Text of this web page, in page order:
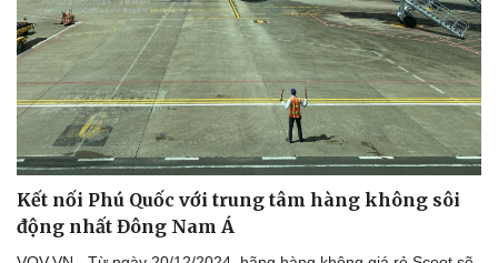
Kết nối Phú Quốc với trung tâm hàng không sôi
động nhất Đông Nam Á